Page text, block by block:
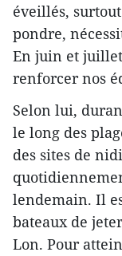
éveillés,
pondre,
En juin et
renforcer nos
Selon lui,
le long des
des sites de
lendemain. Il
bateaux de
Lon. Pour